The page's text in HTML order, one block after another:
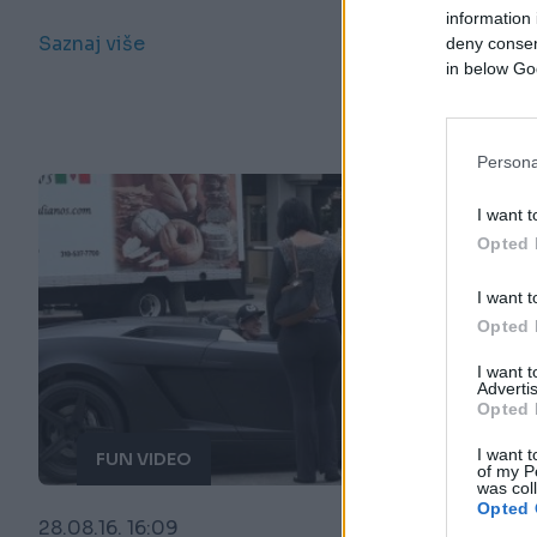
information
deny
in below
I want
Opted
I want
Opted
I want
Opted
I want
of my
was
Opted
Saznaj više
FUN VIDEO
28.08.16. 16:09